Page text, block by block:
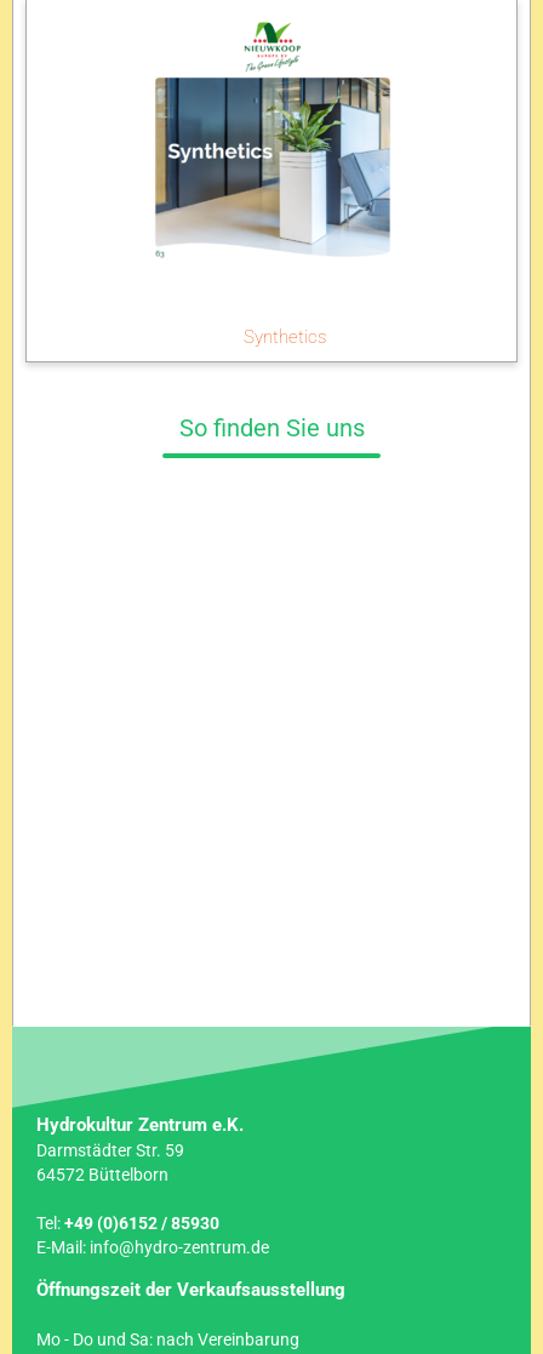
Synthetics
So finden Sie uns
Hydrokultur Zentrum e.K.
Darmstädter Str. 59
64572 Büttelborn
Tel:+49 (0)6152 / 85930
E-Mail: info@hydro-zentrum.de
Öffnungszeit der Verkaufsausstellung
Mo - Do und Sa: nach Vereinbarung